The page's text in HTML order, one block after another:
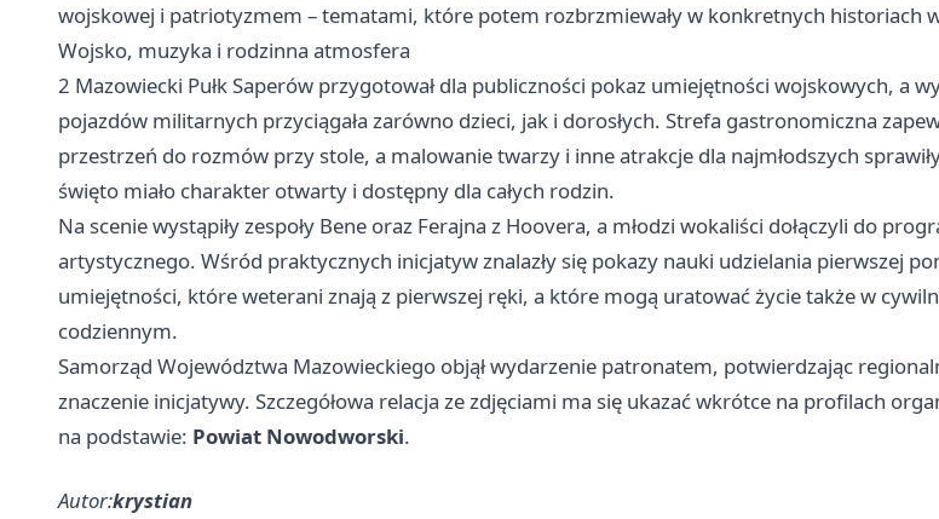
wojskowej i patriotyzmem – tematami, które potem rozbrzmiewały w konkretnych historiach
Wojsko, muzyka i rodzinna atmosfera
2 Mazowiecki Pułk Saperów przygotował dla publiczności pokaz umiejętności wojskowych, a
pojazdów militarnych przyciągała zarówno dzieci, jak i dorosłych. Strefa gastronomiczna
przestrzeń do rozmów przy stole, a malowanie twarzy i inne atrakcje dla najmłodszych
święto miało charakter otwarty i dostępny dla całych rodzin.
Na scenie wystąpiły zespoły Bene oraz Ferajna z Hoovera, a młodzi wokaliści dołączyli do
artystycznego. Wśród praktycznych inicjatyw znalazły się pokazy nauki udzielania pierwszej
umiejętności, które weterani znają z pierwszej ręki, a które mogą uratować życie także w
codziennym.
Samorząd Województwa Mazowieckiego objął wydarzenie patronatem, potwierdzając
znaczenie inicjatywy. Szczegółowa relacja ze zdjęciami ma się ukazać wkrótce na profilach
na podstawie: Powiat Nowodworski.
Autor:krystian